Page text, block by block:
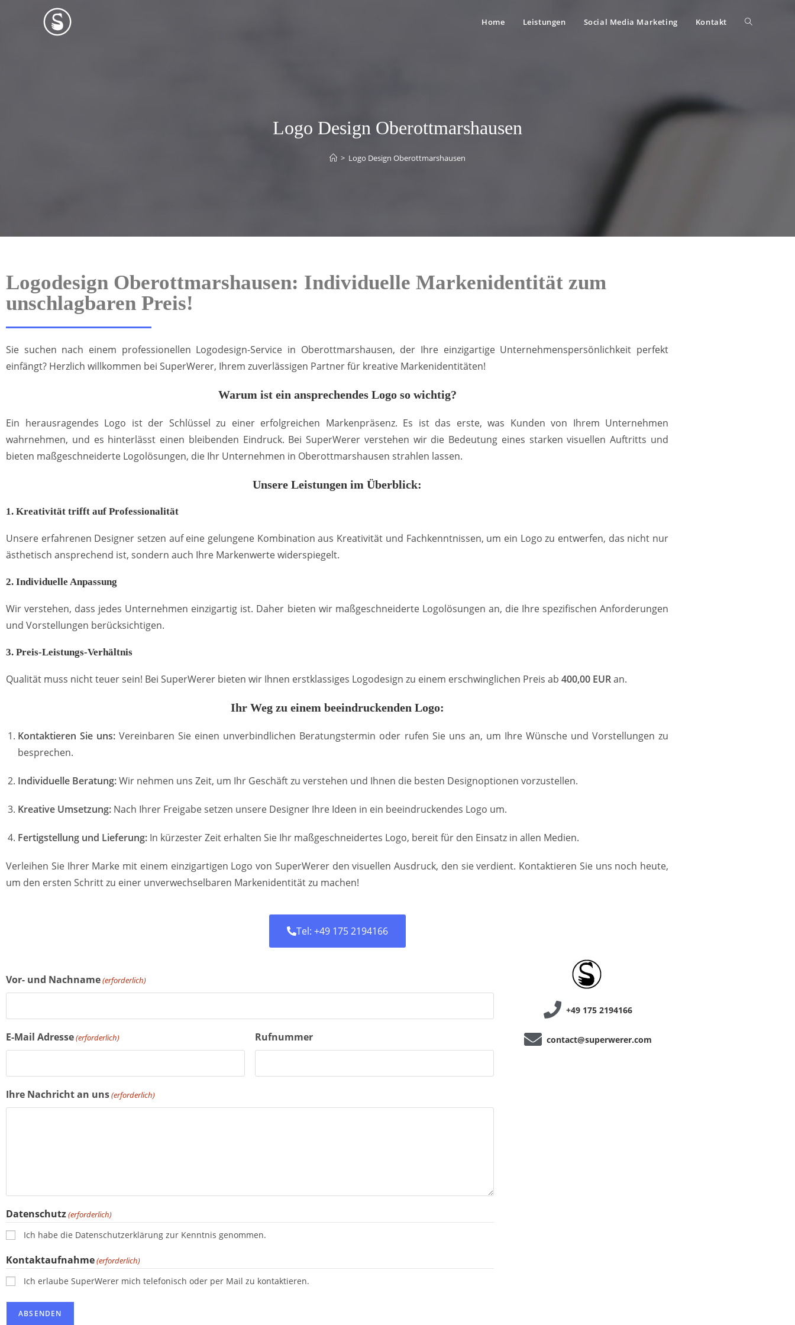
Home Leistungen Social Media Marketing Kontakt
Logo Design Oberottmarshausen
> Logo Design Oberottmarshausen
Logodesign Oberottmarshausen: Individuelle Markenidentität zum
unschlagbaren Preis!
Sie suchen nach einem professionellen Logodesign-Service in Oberottmarshausen, der Ihre einzigartige Unternehmenspersönlichkeit perfekt
einfängt? Herzlich willkommen bei SuperWerer, Ihrem zuverlässigen Partner für kreative Markenidentitäten!
Warum ist ein ansprechendes Logo so wichtig?
Ein herausragendes Logo ist der Schlüssel zu einer erfolgreichen Markenpräsenz. Es ist das erste, was Kunden von Ihrem Unternehmen
wahrnehmen, und es hinterlässt einen bleibenden Eindruck. Bei SuperWerer verstehen wir die Bedeutung eines starken visuellen Auftritts und
bieten maßgeschneiderte Logolösungen, die Ihr Unternehmen in Oberottmarshausen strahlen lassen.
Unsere Leistungen im Überblick:
1. Kreativität trifft auf Professionalität
Unsere erfahrenen Designer setzen auf eine gelungene Kombination aus Kreativität und Fachkenntnissen, um ein Logo zu entwerfen, das nicht nur
ästhetisch ansprechend ist, sondern auch Ihre Markenwerte widerspiegelt.
2. Individuelle Anpassung
Wir verstehen, dass jedes Unternehmen einzigartig ist. Daher bieten wir maßgeschneiderte Logolösungen an, die Ihre spezifischen Anforderungen
und Vorstellungen berücksichtigen.
3. Preis-Leistungs-Verhältnis
Qualität muss nicht teuer sein! Bei SuperWerer bieten wir Ihnen erstklassiges Logodesign zu einem erschwinglichen Preis ab 400,00 EURan.
Ihr Weg zu einem beeindruckenden Logo:
Kontaktieren Sie uns: Vereinbaren Sie einen unverbindlichen Beratungstermin oder rufen Sie uns an, um Ihre Wünsche und Vorstellungen zu
besprechen.
Individuelle Beratung:Wir nehmen uns Zeit, um Ihr Geschäft zu verstehen und Ihnen die besten Designoptionen vorzustellen.
Kreative Umsetzung: Nach Ihrer Freigabe setzen unsere Designer Ihre Ideen in ein beeindruckendes Logo um.
Fertigstellung und Lieferung: In kürzester Zeit erhalten Sie Ihr maßgeschneidertes Logo, bereit für den Einsatz in allen Medien.
Verleihen Sie Ihrer Marke mit einem einzigartigen Logo von SuperWerer den visuellen Ausdruck, den sie verdient. Kontaktieren Sie uns noch heute,
um den ersten Schritt zu einer unverwechselbaren Markenidentität zu machen!
Tel: +49 175 2194166
Vor- und Nachname(erforderlich)
E-Mail Adresse(erforderlich) Rufnummer
Ihre Nachricht an uns(erforderlich)
Datenschutz(erforderlich)
Ich habe die Datenschutzerklärung zur Kenntnis genommen.
Kontaktaufnahme(erforderlich)
Ich erlaube SuperWerer mich telefonisch oder per Mail zu kontaktieren.
+49 175 2194166
contact@superwerer.com